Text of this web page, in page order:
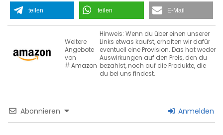
teilen teilen E-Mail
Weitere
Angebote
von
Amazon
Hinweis: Wenn du über einen unserer
Links etwas kaufst, erhalten wir dafür
eventuell eine Provision. Das hat weder
Auswirkungen auf den Preis, den du
bezahlst, noch auf die Produkte, die
du bei uns findest.
Abonnieren Anmelden